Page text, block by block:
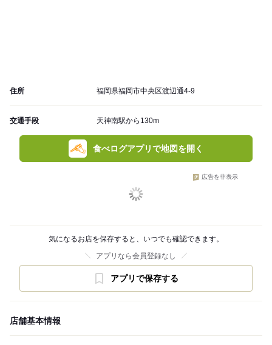
住所 福岡県福岡市中央区渡辺通4-9
交通手段 天神南駅から130m
食べログアプリで地図を開く
広告を非表示
気になるお店を保存すると、いつでも確認できます。
アプリなら会員登録なし
アプリで保存する
店舗基本情報